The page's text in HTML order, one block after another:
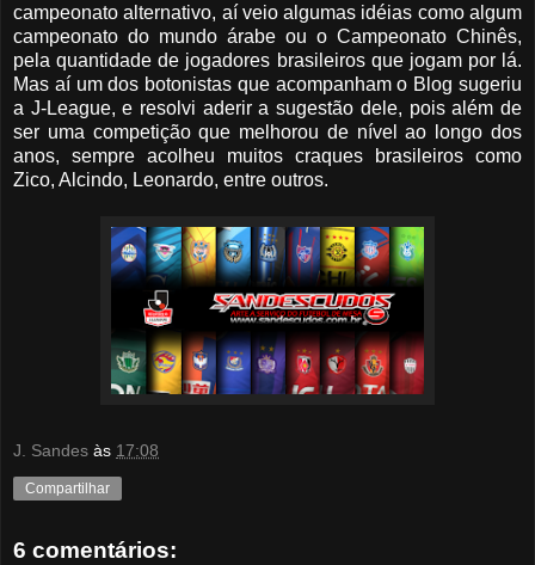
campeonato alternativo, aí veio algumas idéias como algum
campeonato do mundo árabe ou o Campeonato Chinês,
pela quantidade de jogadores brasileiros que jogam por lá.
Mas aí um dos botonistas que acompanham o Blog sugeriu
a J-League, e resolvi aderir a sugestão dele, pois além de
ser uma competição que melhorou de nível ao longo dos
anos, sempre acolheu muitos craques brasileiros como
Zico, Alcindo, Leonardo, entre outros.
J. Sandes às 17:08
Compartilhar
6 comentários: